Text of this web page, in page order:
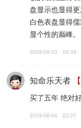
盘显示也显得
白色表盘显得
显个性的巅峰。
2019-09-23 16:39
知命乐天者
买了五年 绝对
2019-08-04 22:27